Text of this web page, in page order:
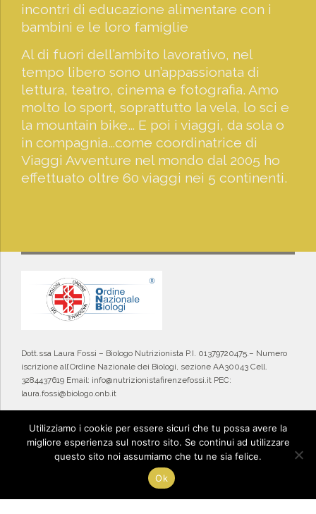
incontri di educazione alimentare con i
bambini e le loro famiglie
Al di fuori dell’ambito lavorativo, nel
tempo libero sono un’appassionata di
lettura, teatro, cinema e fotografia. Amo
molto lo sport, soprattutto la vela, lo sci e
la mountain bike… E poi i viaggi, da sola o
in compagnia…come coordinatrice di
Viaggi Avventure nel mondo dal 2005 ho
effettuato oltre 60 viaggi nei 5 continenti.
Dott.ssa Laura Fossi – Biologo Nutrizionista P.I. 01379720475.– Numero
iscrizione all’Ordine Nazionale dei Biologi, sezione AA30043 Cell.
3284437619 Email: info@nutrizionistafirenzefossi.it PEC:
laura.fossi@biologo.onb.it
Privacy Policy FAQ
Deprecated: Constant FILTER_SANITIZE_STRING is deprecated in
/home/gioiadelli/nutrizionistafirenzefossi/wp-
content/plugins/icegram/lite/class-icegram.php
Utilizziamo i cookie per essere sicuri che tu possa avere la
migliore esperienza sul nostro sito. Se continui ad utilizzare
questo sito noi assumiamo che tu ne sia felice.
Ok